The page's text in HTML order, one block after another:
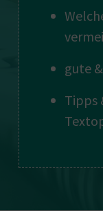
gute
Tipps